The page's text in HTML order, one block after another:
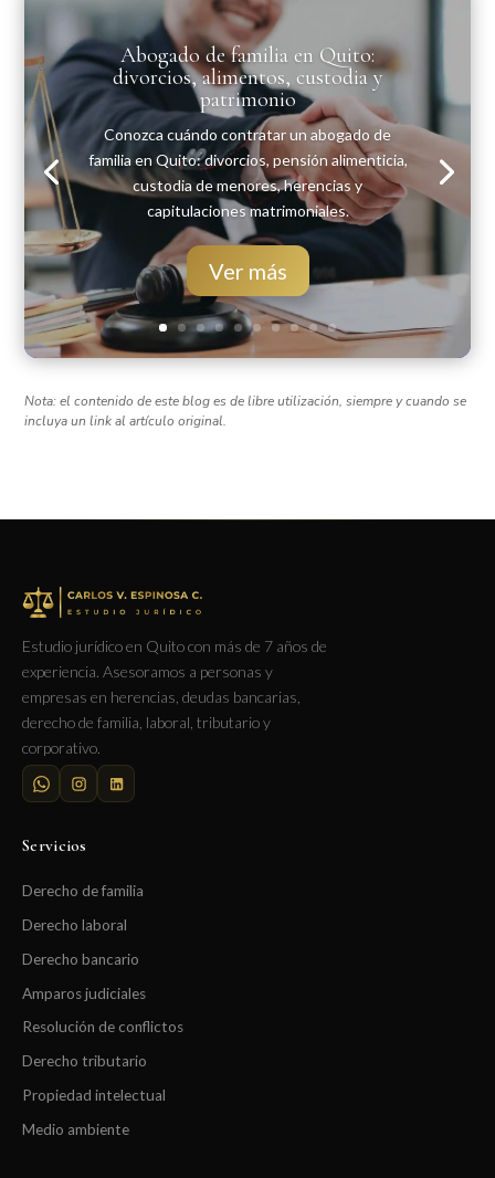
Abogado de familia en Quito:
divorcios, alimentos, custodia y
patrimonio
Conozca cuándo contratar un abogado de
familia en Quito: divorcios, pensión alimenticia,
custodia de menores, herencias y
capitulaciones matrimoniales.
Ver más
Nota: el contenido de este blog es de libre utilización, siempre y cuando se
incluya un link al artículo original.
Estudio jurídico en Quito con más de 7 años de
experiencia. Asesoramos a personas y
empresas en herencias, deudas bancarias,
derecho de familia, laboral, tributario y
corporativo.
Servicios
Derecho de familia
Derecho laboral
Derecho bancario
Amparos judiciales
Resolución de conflictos
Derecho tributario
Propiedad intelectual
Medio ambiente